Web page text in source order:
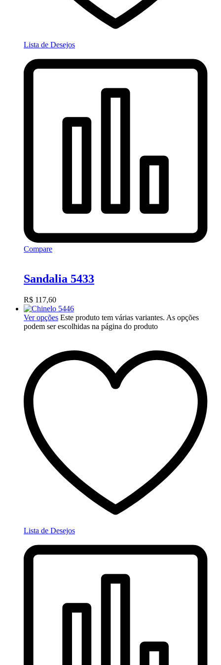
Lista de Desejos
Compare
Sandalia 5433
R$ 117,60
Ver opções Este produto tem várias variantes. As opções
podem ser escolhidas na página do produto
Lista de Desejos